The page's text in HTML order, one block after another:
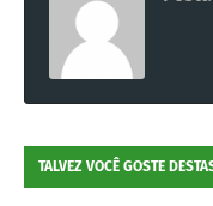
TALVEZ VOCÊ GOSTE